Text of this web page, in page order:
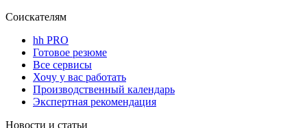
Соискателям
hh PRO
Готовое резюме
Все сервисы
Хочу у вас работать
Производственный календарь
Экспертная рекомендация
Новости и статьи